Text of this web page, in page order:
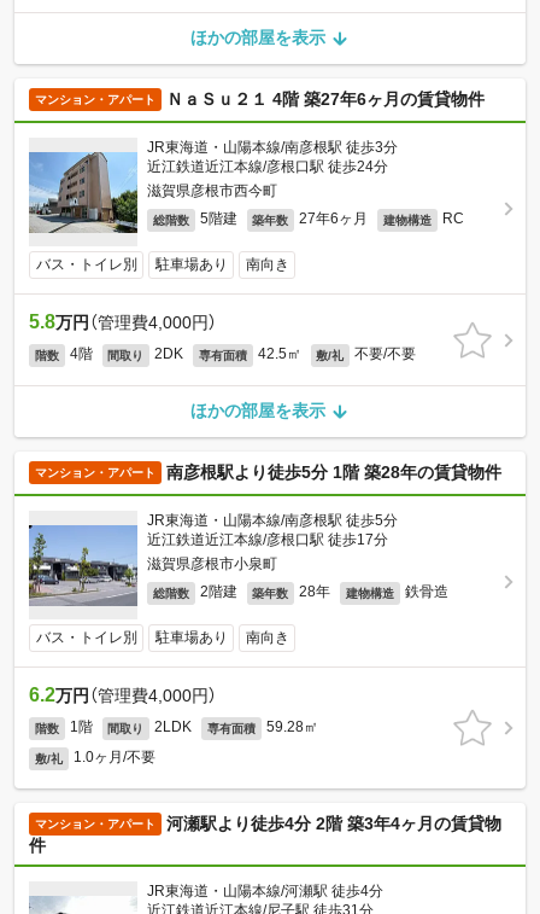
ほかの部屋を表示
マンション・アパート ＮａＳｕ２１ 4階 築27年6ヶ月の賃貸物件
JR東海道・山陽本線/南彦根駅 徒歩3分
近江鉄道近江本線/彦根口駅 徒歩24分
滋賀県彦根市西今町
総階数 5階建 築年数 27年6ヶ月 建物構造 RC
バス・トイレ別 駐車場あり 南向き
5.8万円 （管理費4,000円）
階数 4階 間取り 2DK 専有面積 42.5㎡ 敷/礼 不要/不要
ほかの部屋を表示
マンション・アパート 南彦根駅より徒歩5分 1階 築28年の賃貸物件
JR東海道・山陽本線/南彦根駅 徒歩5分
近江鉄道近江本線/彦根口駅 徒歩17分
滋賀県彦根市小泉町
総階数 2階建 築年数 28年 建物構造 鉄骨造
バス・トイレ別 駐車場あり 南向き
6.2万円 （管理費4,000円）
階数 1階 間取り 2LDK 専有面積 59.28㎡
敷/礼 1.0ヶ月/不要
マンション・アパート
河瀬駅より徒歩4分 2階 築3年4ヶ月の賃貸物
件
JR東海道・山陽本線/河瀬駅 徒歩4分